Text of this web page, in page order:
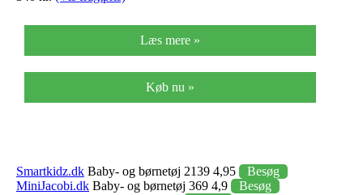
Læs mere »
Køb nu »
Smartkidz.dk Baby- og børnetøj 2139 4,95
Besøg
MiniJacobi.dk Baby- og børnetøj 369 4,9
Besøg